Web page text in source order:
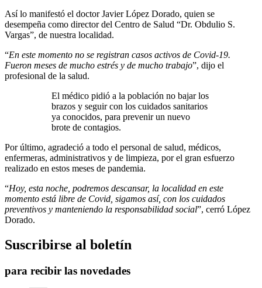
Así lo manifestó el doctor Javier López Dorado, quien se
desempeña como director del Centro de Salud “Dr. Obdulio S.
Vargas”, de nuestra localidad.
“En este momento no se registran casos activos de Covid-19.
Fueron meses de mucho estrés y de mucho trabajo”, dijo el
profesional de la salud.
El médico pidió a la población no bajar los
brazos y seguir con los cuidados sanitarios
ya conocidos, para prevenir un nuevo
brote de contagios.
Por último, agradeció a todo el personal de salud, médicos,
enfermeras, administrativos y de limpieza, por el gran esfuerzo
realizado en estos meses de pandemia.
“Hoy, esta noche, podremos descansar, la localidad en este
momento está libre de Covid, sigamos así, con los cuidados
preventivos y manteniendo la responsabilidad social”, cerró López
Dorado.
Suscribirse al boletín
para recibir las novedades